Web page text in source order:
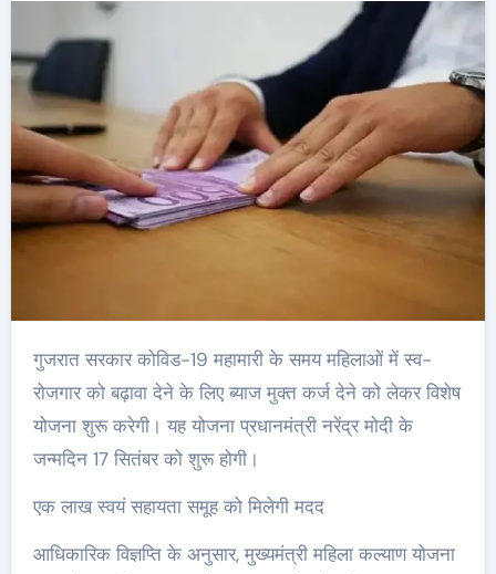
गुजरात सरकार कोविड-19 महामारी के समय महिलाओं में स्व-
रोजगार को बढ़ावा देने के लिए ब्याज मुक्त कर्ज देने को लेकर विशेष
योजना शुरू करेगी। यह योजना प्रधानमंत्री नरेंद्र मोदी के
जन्मदिन 17 सितंबर को शुरू होगी।
एक लाख स्वयं सहायता समूह को मिलेगी मदद
आधिकारिक विज्ञप्ति के अनुसार, मुख्यमंत्री महिला कल्याण योजना